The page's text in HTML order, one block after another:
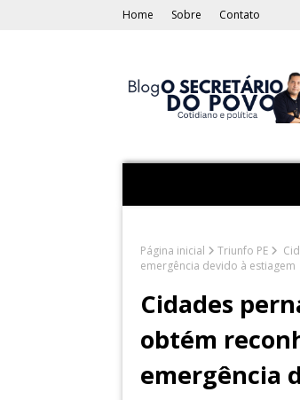
Home Sobre Contato
Página inicial Triunfo PE
emergência devido à estiagem
Cidades
obtém
emergência